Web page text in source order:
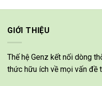
GIỚI THIỆU
Thế hệ Genz kết nối dòng
thức hữu ích về mọi vấn đề